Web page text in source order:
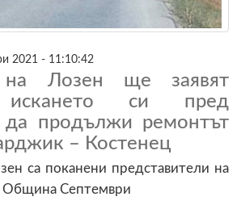
2021 - 11:10:42
на Лозен ще заявят
искането си пред
да продължи ремонтът
– Костенец
са поканени представители на
Септември